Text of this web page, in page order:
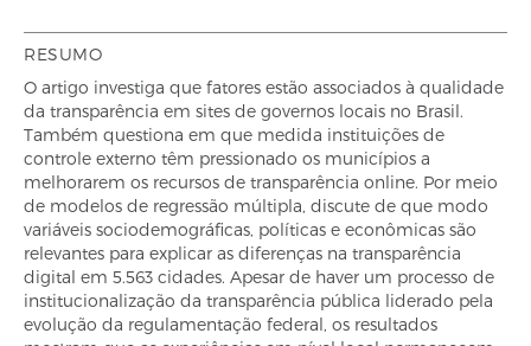
RESUMO
O artigo investiga que fatores estão associados à qualidade
da transparência em sites de governos locais no Brasil.
Também questiona em que medida instituições de
controle externo têm pressionado os municípios a
melhorarem os recursos de transparência online. Por meio
de modelos de regressão múltipla, discute de que modo
variáveis sociodemográficas, políticas e econômicas são
relevantes para explicar as diferenças na transparência
digital em 5.563 cidades. Apesar de haver um processo de
institucionalização da transparência pública liderado pela
evolução da regulamentação federal, os resultados